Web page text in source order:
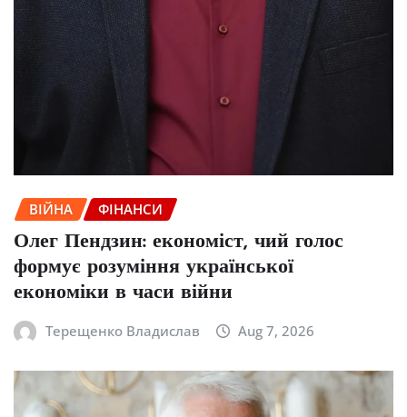
ВІЙНА ФІНАНСИ
Олег Пендзин: економіст, чий голос
формує розуміння української
економіки в часи війни
Терещенко Владислав Aug 7, 2026